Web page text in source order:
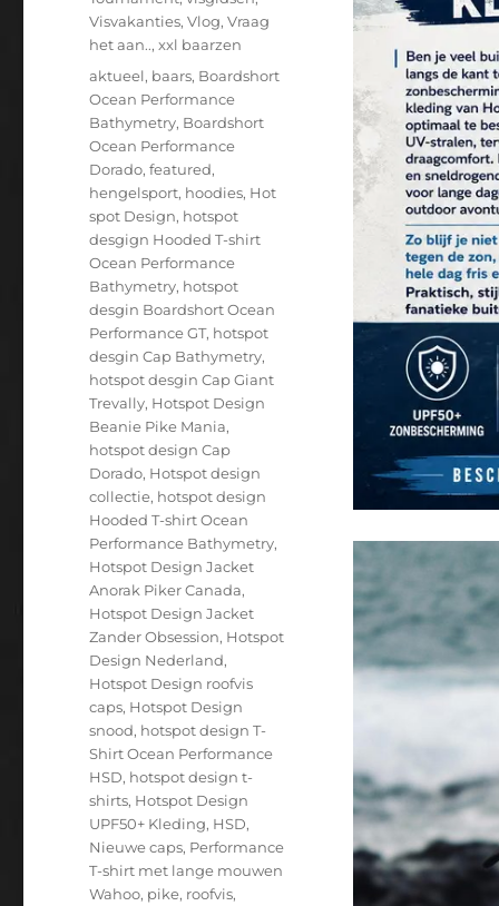
Visvakanties,Vlog,Vraag
het aan..,xxl baarzen
Tags
aktueel, baars, Boardshort
Ocean Performance
Bathymetry, Boardshort
Ocean Performance
Dorado,featured,
hengelsport, hoodies, Hot
spot Design, hotspot
desgign Hooded T-shirt
Ocean Performance
Bathymetry, hotspot
desgin Boardshort Ocean
Performance GT, hotspot
desgin Cap Bathymetry,
hotspot desgin Cap Giant
Trevally, Hotspot Design
Beanie Pike Mania,
hotspot design Cap
Dorado, Hotspot design
collectie, hotspot design
Hooded T-shirt Ocean
Performance Bathymetry,
Hotspot Design Jacket
Anorak Piker Canada,
Hotspot Design Jacket
Zander Obsession, Hotspot
Design Nederland,
Hotspot Design roofvis
caps, Hotspot Design
snood, hotspot design T-
Shirt Ocean Performance
HSD, hotspot design t-
shirts, Hotspot Design
UPF50+ Kleding, HSD,
Nieuwe caps, Performance
T-shirt met lange mouwen
Wahoo, pike, roofvis,